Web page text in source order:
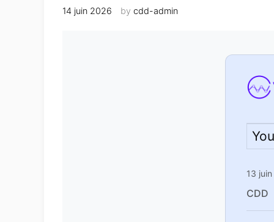
14 juin 2026 by cdd-admin
13
CDD